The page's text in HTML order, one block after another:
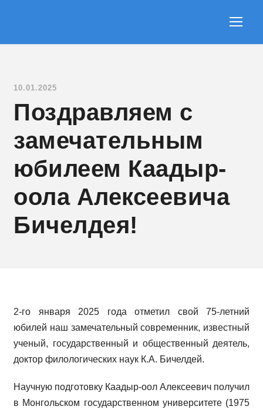
10.01.2025
Поздравляем с
замечательным
юбилеем Каадыр-
оола Алексеевича
Бичелдея!
2-го января 2025 года отметил свой 75-летний
юбилей наш замечательный современник, известный
ученый, государственный и общественный деятель,
доктор филологических наук К.А. Бичелдей.
Научную подготовку Каадыр-оол Алексеевич получил
в Монгольском государственном университете (1975